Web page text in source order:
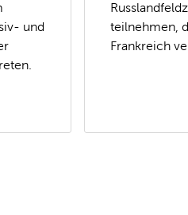
und
teilnehmen,
Frankreich